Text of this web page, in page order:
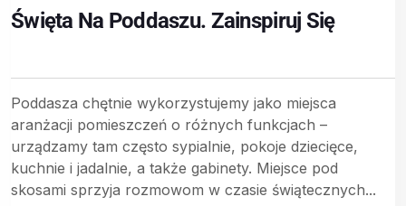
Święta Na Poddaszu. Zainspiruj Się
Poddasza chętnie wykorzystujemy jako miejsca
aranżacji pomieszczeń o różnych funkcjach –
urządzamy tam często sypialnie, pokoje dziecięce,
kuchnie i jadalnie, a także gabinety. Miejsce pod
skosami sprzyja rozmowom w czasie świątecznych...